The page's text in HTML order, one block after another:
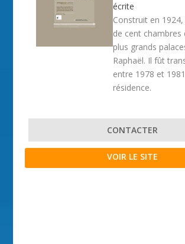
écrite
Construit en
de cent chambres
plus grands
Raphaël. Il fût
entre 1978 et
résidence.
CONTACTER
VOIR LE SITE